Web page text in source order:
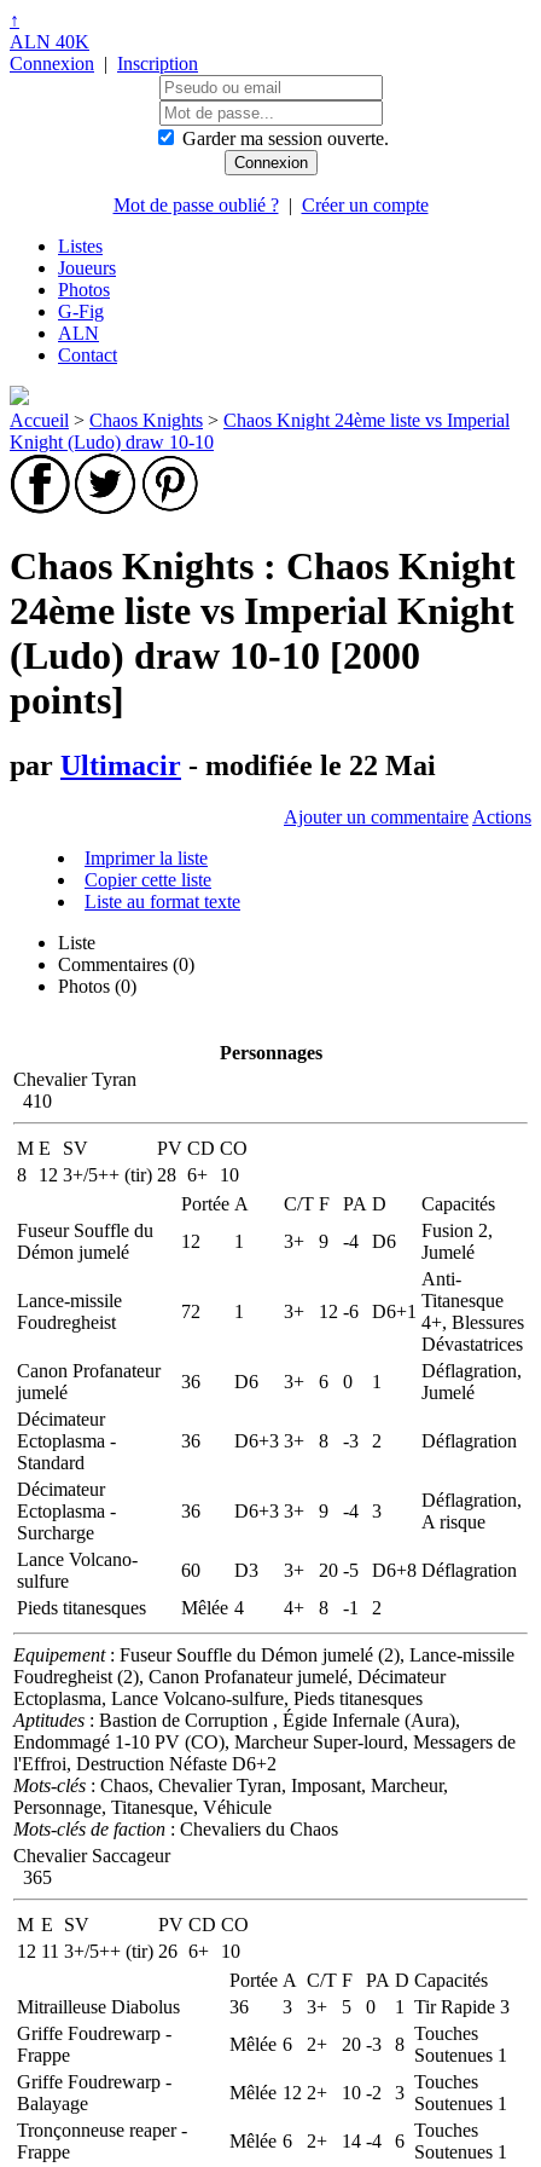
↑
ALN 40K
Connexion | Inscription
Garder ma session ouverte.
Mot de passe oublié ?| Créer un compte
Listes
Joueurs
Photos
G-Fig
ALN
Contact
Accueil > Chaos Knights > Chaos Knight 24ème liste vs Imperial
Knight (Ludo) draw 10-10
Chaos Knights : Chaos Knight
24ème liste vs Imperial Knight
(Ludo) draw 10-10 [2000
points]
par Ultimacir - modifiée le 22 Mai
Ajouter un commentaire Actions
Imprimer la liste
Copier cette liste
Liste au format texte
Liste
Commentaires (0)
Photos (0)
Personnages
Chevalier Tyran
410
M E SV PV CD CO
8
12 3+/5++ (tir) 28 6+
10
Portée A C/T F PA D
Capacités
Fuseur Souffle du
Démon jumelé
12 1 3+ 9 -4 D6
Fusion 2,
Jumelé
Lance-missile
Foudregheist
72 1 3+ 12 -6 D6+1
Anti-
Titanesque
4+, Blessures
Dévastatrices
Canon Profanateur
jumelé
36 D6 3+ 6 0 1
Déflagration,
Jumelé
Décimateur
Ectoplasma -
Standard
36 D6+3 3+ 8 -3 2 Déflagration
Décimateur
Ectoplasma -
Surcharge
36 D6+3 3+ 9 -4 3
Déflagration,
A risque
Lance Volcano-
sulfure
60 D3 3+ 20 -5 D6+8 Déflagration
Pieds titanesques
Mêlée 4 4+ 8 -1 2
Equipement: Fuseur Souffle du Démon jumelé (2), Lance-missile
Foudregheist (2), Canon Profanateur jumelé, Décimateur
Ectoplasma, Lance Volcano-sulfure, Pieds titanesques
Aptitudes : Bastion de Corruption , Égide Infernale (Aura),
Endommagé 1-10 PV (CO), Marcheur Super-lourd, Messagers de
l'Effroi, Destruction Néfaste D6+2
Mots-clés : Chaos, Chevalier Tyran, Imposant, Marcheur,
Personnage, Titanesque, Véhicule
Mots-clés de faction : Chevaliers du Chaos
Chevalier Saccageur
365
M E SV PV CD CO
12 11 3+/5++ (tir) 26 6+
10
Portée A C/T F PA D Capacités
Mitrailleuse Diabolus
36 3 3+ 5 0 1
Tir Rapide 3
Griffe Foudrewarp -
Frappe
Mêlée 6 2+ 20 -3 8
Touches
Soutenues 1
Griffe Foudrewarp -
Balayage
Mêlée 12 2+ 10 -2 3
Touches
Soutenues 1
Tronçonneuse reaper -
Frappe
Mêlée 6 2+ 14 -4 6
Touches
Soutenues 1